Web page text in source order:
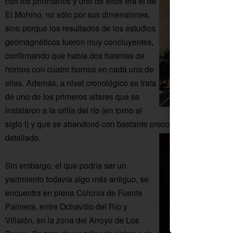
El Mohíno, no sólo por sus dimensiones,
sino porque los resultados de los estudios
geomagnéticos fueron muy concluyentes,
confirmando que había dos baterías de
hornos con cuatro hornos en cada una de
ellas. Además, a nivel cronológico se trata
de uno de los primeros alfares que se
instalaron a la orilla del río (en torno al
siglo I) y que se abandonó con bastante precocidad, lo cual
detallado.
Sin embargo, el que podría ser un
yacimiento todavía algo más antiguo, se
encuentra en plena Colonia de Fuente
Palmera, entre Ochavillo del Río y
Villalón, en la zona del Arroyo de Los